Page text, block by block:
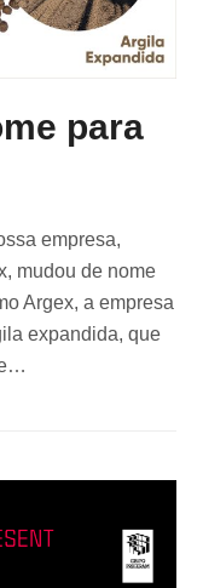
para
empresa,
mudou de nome
Argex, a empresa
expandida, que